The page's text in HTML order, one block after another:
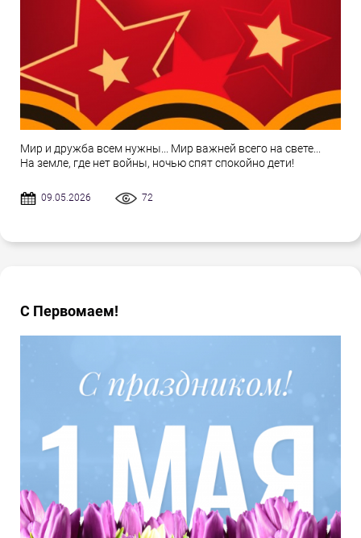
Мир и дружба всем нужны... Мир важней всего на свете...
На земле, где нет войны, ночью спят спокойно дети!
09.05.2026 72
С Первомаем!